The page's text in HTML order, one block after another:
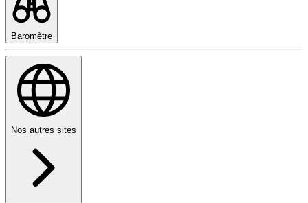
Baromètre
Nos autres sites